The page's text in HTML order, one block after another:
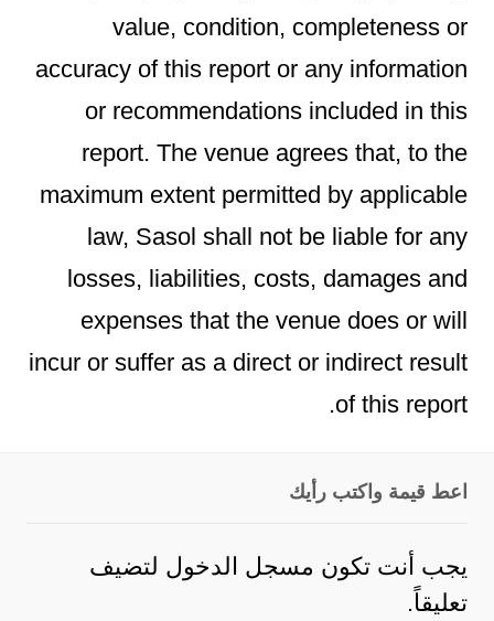
value, condition, completeness or
accuracy of this report or any information
or recommendations included in this
report. The venue agrees that, to the
maximum extent permitted by applicable
law, Sasol shall not be liable for any
losses, liabilities, costs, damages and
expenses that the venue does or will
incur or suffer as a direct or indirect result
of this report.
اعط قيمة واكتب رأيك
يجب أنت تكون مسجل الدخول لتضيف
تعليقاً.